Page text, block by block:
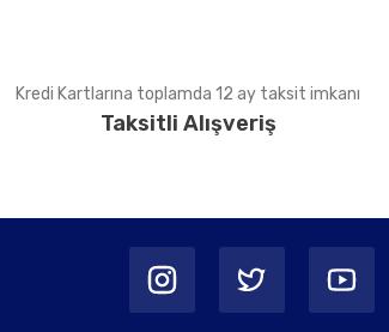
Kredi Kartlarına toplamda 12 ay taksit imkanı
Taksitli Alışveriş